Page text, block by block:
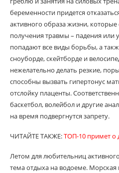
беременности придется
активного образа жизни,
получения травмы – падения или
попадают все виды борьбы, а
сноуборде, скейтборде и
нежелательно делать резкие,
способны вызвать гипертонус
отслойку плаценты.
баскетбол, волейбол и другие
на время подвергнутся запрету.
ЧИТАЙТЕ ТАКЖЕ:ТОП-10 примет о
Летом для любительниц
тема отдыха на водоеме.